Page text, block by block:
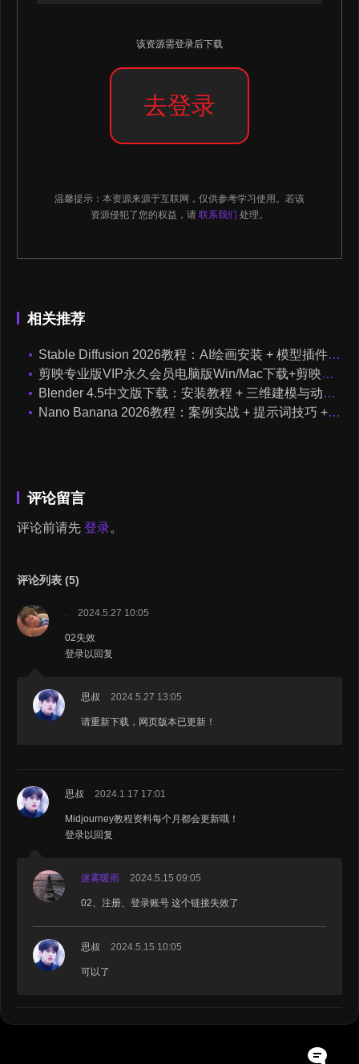
该资源需登录后下载
去登录
温馨提示：本资源来源于互联网，仅供参考学习使用。若该
资源侵犯了您的权益，请 联系我们 处理。
相关推荐
Stable Diffusion 2026教程：AI绘画安装 + 模型插件 + 实战指南
剪映专业版VIP永久会员电脑版Win/Mac下载+剪映短视频剪辑入门到精通学习教程
Blender 4.5中文版下载：安装教程 + 三维建模与动画入门课程（Win/Mac）
Nano Banana 2026教程：案例实战 + 提示词技巧 + 入门到精通指南
评论留言
评论前请先 登录。
评论列表 (5)
2024.5.27 10:05
02失效
登录以回复
思叔 2024.5.27 13:05
请重新下载，网页版本已更新！
思叔 2024.1.17 17:01
Midjourney教程资料每个月都会更新哦！
登录以回复
迷雾暖雨 2024.5.15 09:05
02、注册、登录账号 这个链接失效了
思叔 2024.5.15 10:05
可以了